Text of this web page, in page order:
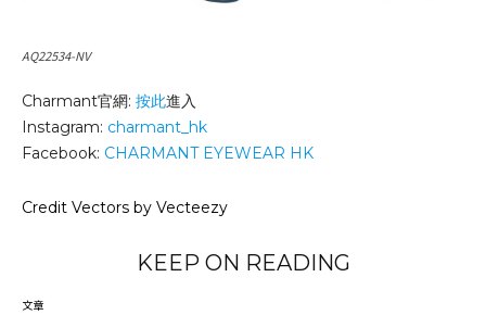
AQ22534-NV
Charmant官網: 按此進入
Instagram: charmant_hk
Facebook: CHARMANT EYEWEAR HK
Credit Vectors by Vecteezy
KEEP ON READING
文章